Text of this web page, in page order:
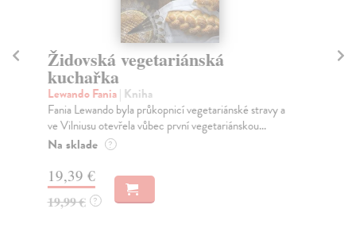
Židovská vegetariánská
kuchařka
Lewando Fania| Kniha
Fania Lewando byla průkopnicí vegetariánské stravy a
ve Vilniusu otevřela vůbec první vegetariánskou...
Na sklade ?
19,39 €
19,99 € ?